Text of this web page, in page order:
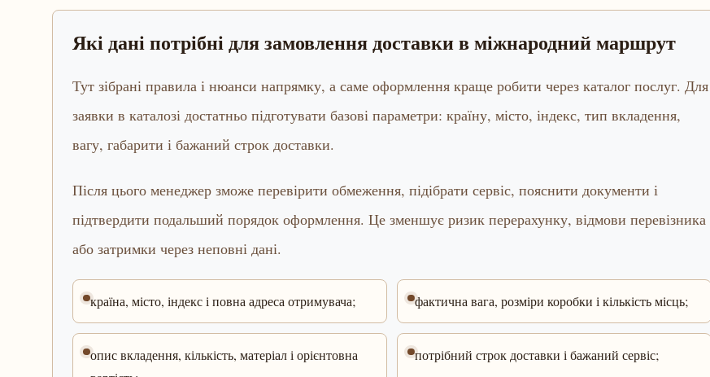
Які дані потрібні для замовлення доставки в міжнародний маршрут
Тут зібрані правила і нюанси напрямку, а саме оформлення краще робити через каталог послуг. Для
заявки в каталозі достатньо підготувати базові параметри: країну, місто, індекс, тип вкладення,
вагу, габарити і бажаний строк доставки.
Після цього менеджер зможе перевірити обмеження, підібрати сервіс, пояснити документи і
підтвердити подальший порядок оформлення. Це зменшує ризик перерахунку, відмови перевізника
або затримки через неповні дані.
країна, місто, індекс і повна адреса отримувача; фактична вага, розміри коробки і кількість місць;
опис вкладення, кількість, матеріал і орієнтовна
потрібний строк доставки і бажаний сервіс;